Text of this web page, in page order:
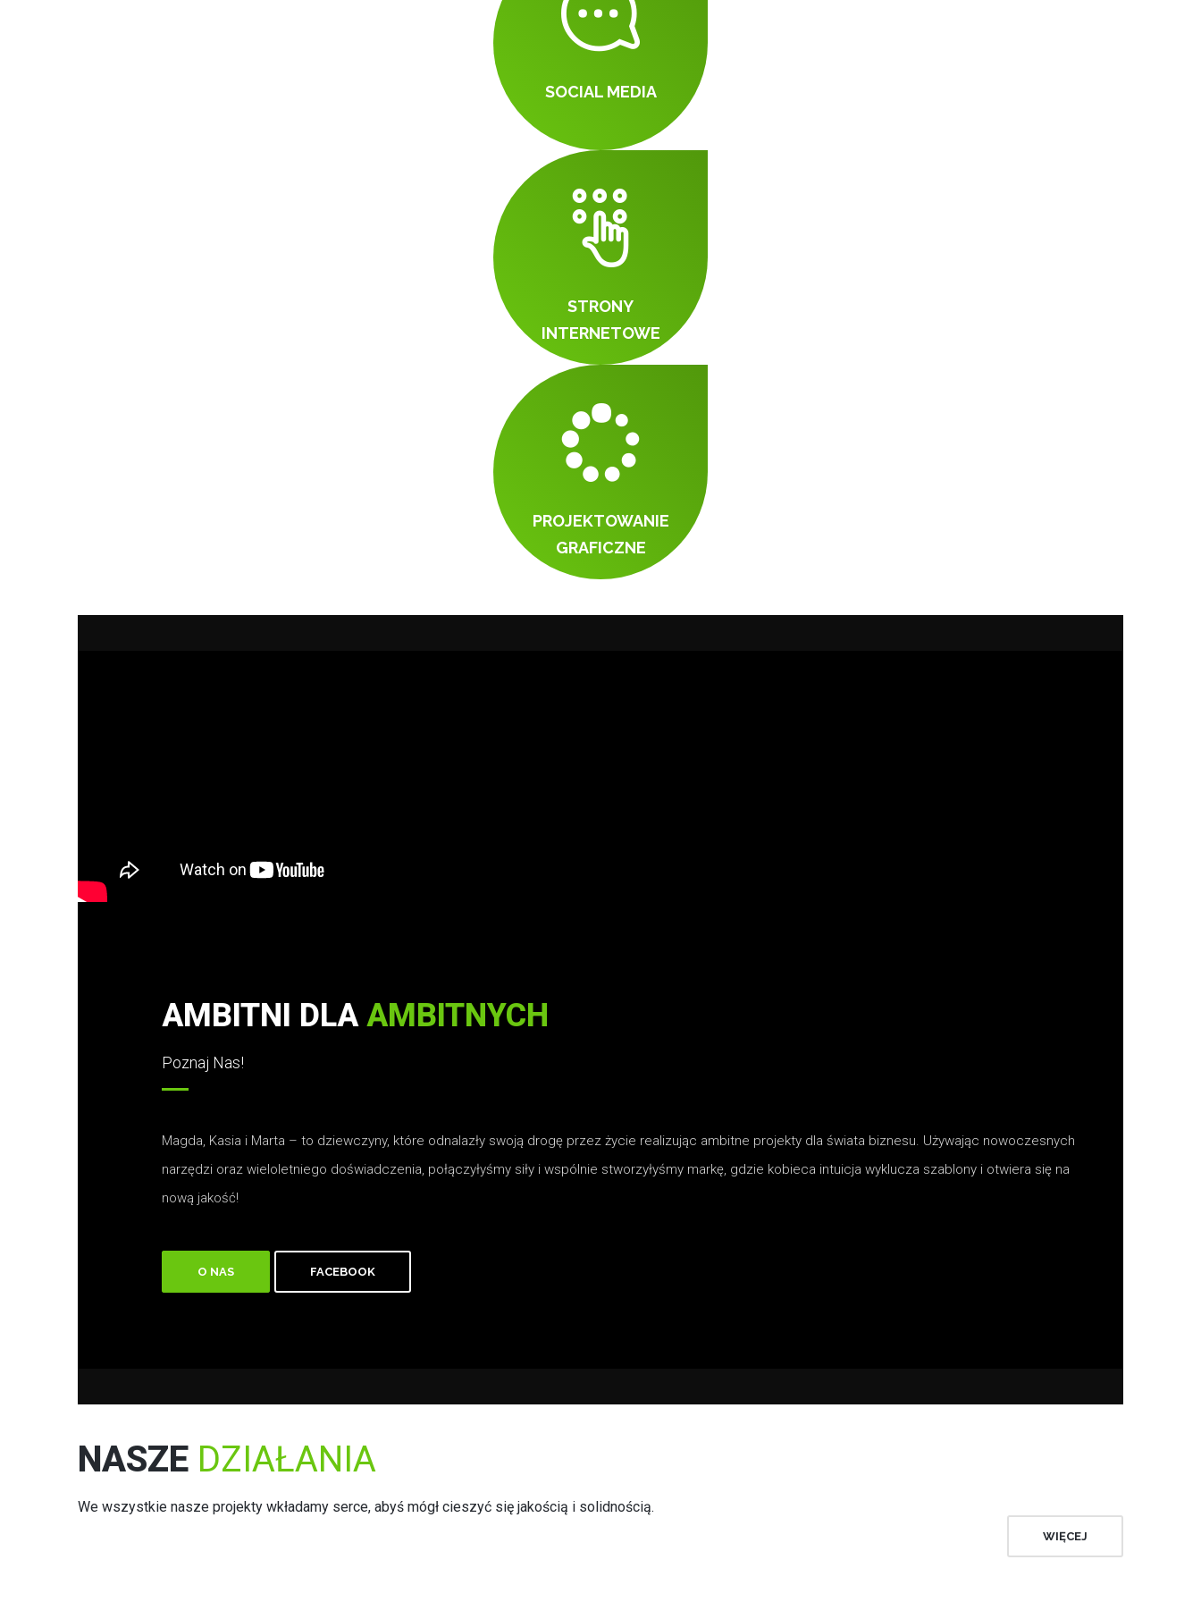
SOCIAL MEDIA
STRONY
INTERNETOWE
PROJEKTOWANIE
GRAFICZNE
AMBITNI DLAAMBITNYCH
Poznaj Nas!
Magda, Kasia i Marta – to dziewczyny, które odnalazły swoją drogę przez życie realizując ambitne projekty dla świata biznesu. Używając nowoczesnych
narzędzi oraz wieloletniego doświadczenia, połączyłyśmy siły i wspólnie stworzyłyśmy markę, gdzie kobieca intuicja wyklucza szablony i otwiera się na
nową jakość!
O NAS FACEBOOK
NASZE DZIAŁANIA
We wszystkie nasze projekty wkładamy serce, abyś mógł cieszyć się jakością i solidnością.
WIĘCEJ